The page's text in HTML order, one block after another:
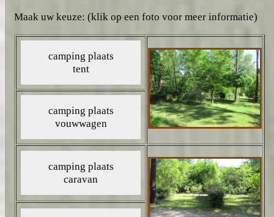
Maak uw keuze: (klik op een foto voor meer informatie)